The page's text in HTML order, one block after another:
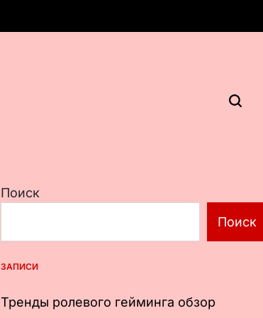
Поиск
Поиск
ЗАПИСИ
Тренды ролевого гейминга обзор